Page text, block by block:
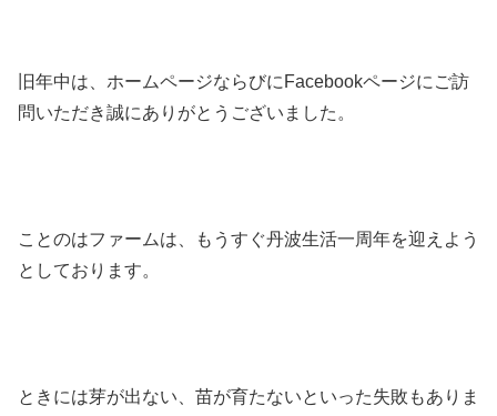
旧年中は、ホームページならびにFacebookページにご訪
問いただき誠にありがとうございました。
ことのはファームは、もうすぐ丹波生活一周年を迎えよう
としております。
ときには芽が出ない、苗が育たないといった失敗もありま